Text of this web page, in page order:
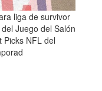
liga de survivor
Juego del Salón
Picks NFL del